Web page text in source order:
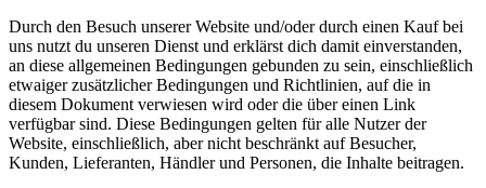
Durch den Besuch unserer Website und/oder durch einen Kauf bei
uns nutzt du unseren Dienst und erklärst dich damit einverstanden,
an diese allgemeinen Bedingungen gebunden zu sein, einschließlich
etwaiger zusätzlicher Bedingungen und Richtlinien, auf die in
diesem Dokument verwiesen wird oder die über einen Link
verfügbar sind. Diese Bedingungen gelten für alle Nutzer der
Website, einschließlich, aber nicht beschränkt auf Besucher,
Kunden, Lieferanten, Händler und Personen, die Inhalte beitragen.